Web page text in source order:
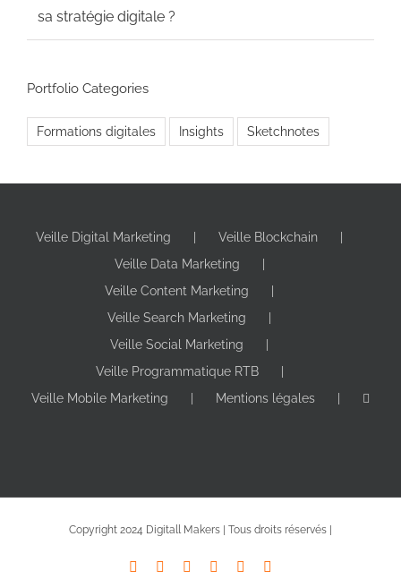
sa stratégie digitale ?
Portfolio Categories
Formations digitales Insights Sketchnotes
Veille Digital Marketing
Veille Blockchain
Veille Data Marketing
Veille Content Marketing
Veille Search Marketing
Veille Social Marketing
Veille Programmatique RTB
Veille Mobile Marketing
Mentions légales
Copyright 2024 Digitall Makers | Tous droits réservés |
YouTubeLinkedInFacebookInstagram